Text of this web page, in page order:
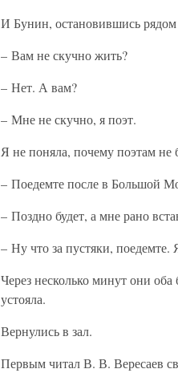
И Бунин, остановившись
– Вам не скучно жить?
– Нет. А вам?
– Мне не скучно, я поэт.
Я не поняла, почему поэтам не
– Поедемте после в Большой
– Поздно будет, а мне рано
– Ну что за пустяки,
Через несколько минут они
устояла.
Вернулись в зал.
Первым читал В. В. Вересаев